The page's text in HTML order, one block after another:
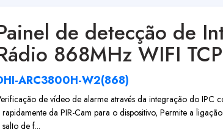
de detecção de
868MHz WIFI
ARC3800H-W2(868)
de vídeo de alarme através da integração do IPC
rapidamente da PIR-Cam para o dispositivo, Permite a
salto de f...